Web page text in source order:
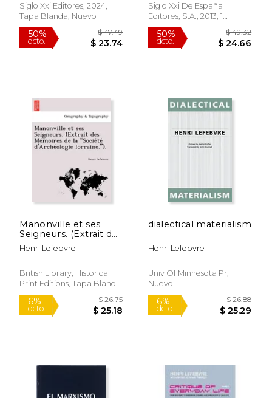
$ 49.32
$ 24.66 dcto.
Siglo Xxi Editores, 2024,
Tapa Blanda, Nuevo
Siglo Xxi De España
Editores, S.A., 2013, 1
Edición, Tapa Blanda,
Nuevo
Manonville et ses
Seigneurs. (Extrait des
Mémoires de la
"Société
lorraine."). (French
Edition)
Henri Lefebvre
British Library, Historical
Print Editions, Tapa Blanda,
Nuevo
dialectical materialism
Henri Lefebvre
Univ Of Minnesota Pr,
Nuevo